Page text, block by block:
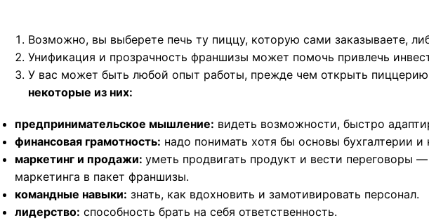
Возможно, вы выберете печь ту пиццу, которую сами заказываете,
Унификация и прозрачность франшизы может помочь привлечь
У вас может быть любой опыт работы, прежде чем открыть
некоторые из них:
предпринимательское мышление: видеть возможности, быстро
финансовая грамотность: надо понимать хотя бы основы бухгалтерии
маркетинг и продажи: уметь продвигать продукт и вести переговоры
маркетинга в пакет франшизы.
командные навыки: знать, как вдохновить и замотивировать персонал.
лидерство: способность брать на себя ответственность.